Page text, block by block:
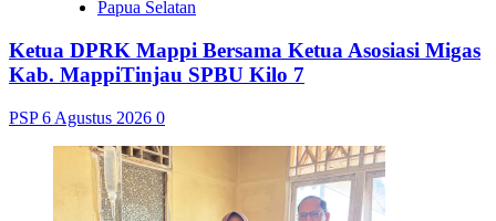
Papua Selatan
Ketua DPRK Mappi Bersama Ketua Asosiasi Migas
Kab. MappiTinjau SPBU Kilo 7
PSP6 Agustus 2026 0